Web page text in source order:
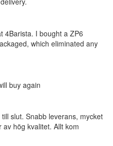
funktioniert. Ich einen
welcher sofort korrigiert
pilot results, I'm always a bit
not hear of before, but this
was surprisingly fast, even
is based in Romania/Austria.